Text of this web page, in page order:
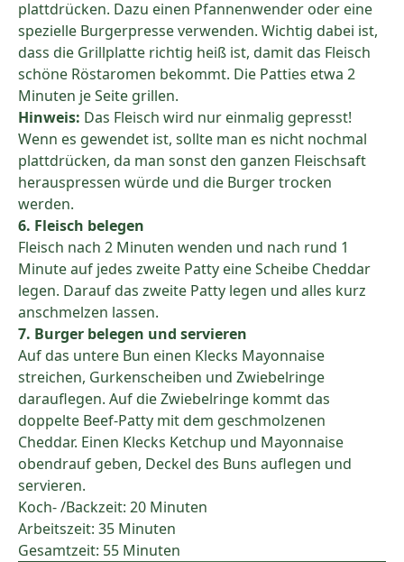
plattdrücken. Dazu einen Pfannenwender oder eine
spezielle Burgerpresse verwenden. Wichtig dabei ist,
dass die Grillplatte richtig heiß ist, damit das Fleisch
schöne Röstaromen bekommt. Die Patties etwa 2
Minuten je Seite grillen.
Hinweis: Das Fleisch wird nur einmalig gepresst!
Wenn es gewendet ist, sollte man es nicht nochmal
plattdrücken, da man sonst den ganzen Fleischsaft
herauspressen würde und die Burger trocken
werden.
6. Fleisch belegen
Fleisch nach 2 Minuten wenden und nach rund 1
Minute auf jedes zweite Patty eine Scheibe Cheddar
legen. Darauf das zweite Patty legen und alles kurz
anschmelzen lassen.
7. Burger belegen und servieren
Auf das untere Bun einen Klecks Mayonnaise
streichen, Gurkenscheiben und Zwiebelringe
darauflegen. Auf die Zwiebelringe kommt das
doppelte Beef-Patty mit dem geschmolzenen
Cheddar. Einen Klecks Ketchup und Mayonnaise
obendrauf geben, Deckel des Buns auflegen und
servieren.
Koch- /Backzeit: 20 Minuten
Arbeitszeit: 35 Minuten
Gesamtzeit: 55 Minuten